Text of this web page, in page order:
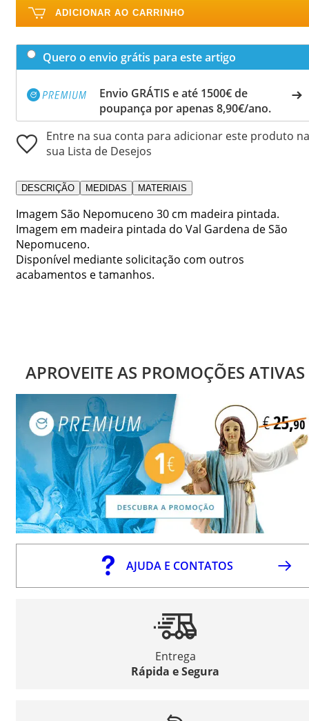
ADICIONAR AO CARRINHO
Quero o envio grátis para este artigo
Envio GRÁTIS e até 1500€ de
poupança por apenas 8,90€/ano.
Entre na sua conta para adicionar este produto na
sua Lista de Desejos
DESCRIÇÃO MEDIDAS MATERIAIS
Imagem São Nepomuceno 30 cm madeira pintada.
Imagem em madeira pintada do Val Gardena de São
Nepomuceno.
Disponível mediante solicitação com outros
acabamentos e tamanhos.
APROVEITE AS PROMOÇÕES ATIVAS
AJUDA E CONTATOS
Entrega
Rápida e Segura